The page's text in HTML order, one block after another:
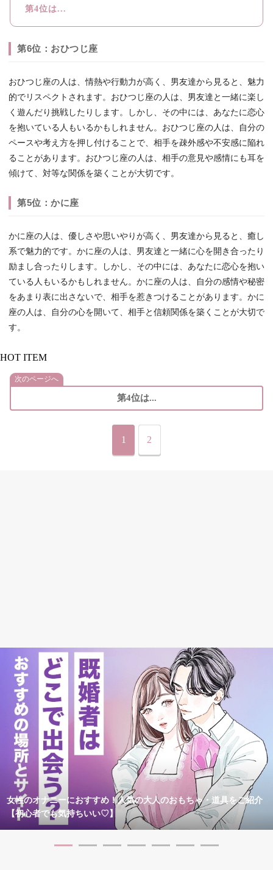
第4位は...
第6位：おひつじ座
おひつじ座の人は、情熱や行動力が高く、男友達から見ると、魅力
的でリスペクトされます。おひつじ座の人は、男友達と一緒に楽し
く遊んだり挑戦したりします。しかし、その中には、あなたに恋心
を抱いている人もいるかもしれません。おひつじ座の人は、自分の
ペースや考え方を押し付けることで、相手を疎外感や不安感に陥れ
ることがあります。おひつじ座の人は、相手の意見や感情にも耳を
傾けて、対等な関係を築くことが大切です。
第5位：かに座
かに座の人は、優しさや思いやりが高く、男友達から見ると、癒し
系で魅力的です。かに座の人は、男友達と一緒に心を開き合ったり
励まし合ったりします。しかし、その中には、あなたに恋心を抱い
ている人もいるかもしれません。かに座の人は、自分の感情や秘密
をあまり表に出さないで、相手を惹きつけることがあります。かに
座の人は、自分の心を開いて、相手と信頼関係を築くことが大切で
す。
HOT ITEM
次のページへ
第4位は...
1 2
女性のオナニーにおすすめ！人気の大人のおもちゃ・道具をご紹介
【初心者でも気持ちいい♡】